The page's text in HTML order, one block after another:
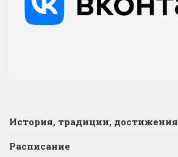
История, традиции, достижения
Расписание